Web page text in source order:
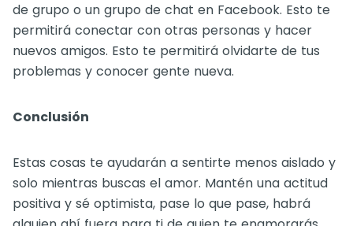
de grupo o un grupo de chat en Facebook. Esto te
permitirá conectar con otras personas y hacer
nuevos amigos. Esto te permitirá olvidarte de tus
problemas y conocer gente nueva.
Conclusión
Estas cosas te ayudarán a sentirte menos aislado y
solo mientras buscas el amor. Mantén una actitud
positiva y sé optimista, pase lo que pase, habrá